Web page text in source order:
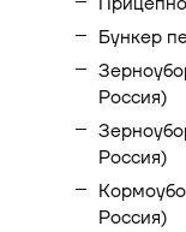
Бункер
Россия)
Россия)
Россия)